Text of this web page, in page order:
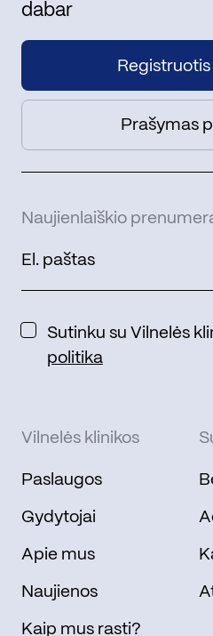
dabar
Prašymas
Naujienlaiškio
Sutinku su Vilnelės
politika
Vilnelės klinikos
Paslaugos
Gydytojai
Apie mus
Naujienos
Kaip mus rasti?